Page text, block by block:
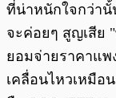
ที่น่าหนักใจกว่านั้
จะค่อยๆ สูญเสีย
ยอมจ่ายราคาแพ
เคลื่อนไหวเหมือ